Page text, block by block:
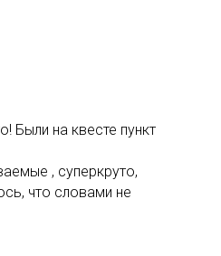
Были на квесте пункт
, суперкруто,
что словами не